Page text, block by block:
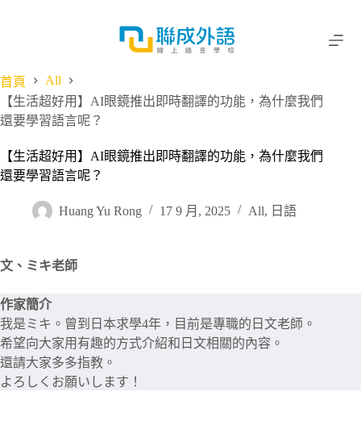
要
內
容
首頁
All
【生活超好用】AI眼鏡推出即時翻譯的功能，為什麼我們
還要學習語言呢？
【生活超好用】AI眼鏡推出即時翻譯的功能，為什麼我們
還要學習語言呢？
Huang Yu Rong 17 9 月, 2025 All, 日語
文、ミキ老師
作家簡介
我是ミキ。曾到日本求學4年，目前是專職的日文老師。
希望向大家用有趣的方式介紹和日文相關的內容。
還請大家多多指教。
よろしくお願いします！